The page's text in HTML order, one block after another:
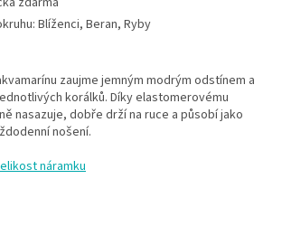
Blíženci, Beran, Ryby
zaujme jemným modrým odstínem a
korálků. Díky elastomerovému
nasazuje, dobře drží na ruce a působí jako
nošení.
náramku